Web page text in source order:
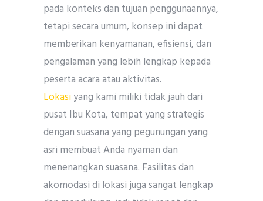
pada konteks dan tujuan penggunaannya,
tetapi secara umum, konsep ini dapat
memberikan kenyamanan, efisiensi, dan
pengalaman yang lebih lengkap kepada
peserta acara atau aktivitas.
Lokasiyang kami miliki tidak jauh dari
pusat Ibu Kota, tempat yang strategis
dengan suasana yang pegunungan yang
asri membuat Anda nyaman dan
menenangkan suasana. Fasilitas dan
akomodasi di lokasi juga sangat lengkap